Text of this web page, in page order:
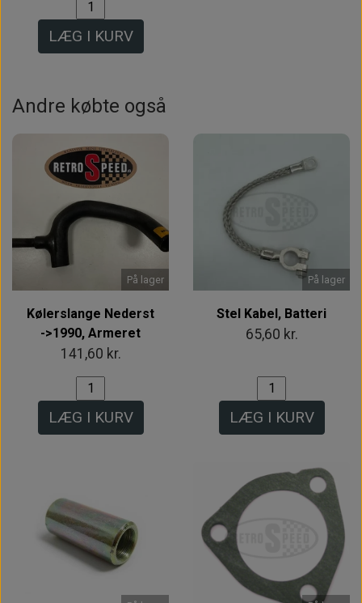
LÆG I KURV
Andre købte også
På lager
Kølerslange Nederst
->1990, Armeret
141,60 kr.
LÆG I KURV
På lager
Stel Kabel, Batteri
65,60 kr.
LÆG I KURV